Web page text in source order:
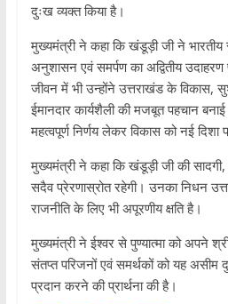
दुःख व्यक्त किया है।
मुख्यमंत्री ने कहा कि खंडूड़ी जी ने भारतीय
अनुशासन एवं समर्पण का अद्वितीय
जीवन में भी उन्होंने उत्तराखंड के विकास,
ईमानदार कार्यशैली की मजबूत पहचान
महत्वपूर्ण निर्णय लेकर विकास को नई दिशा
मुख्यमंत्री ने कहा कि खंडूड़ी जी की सादगी,
सदैव प्रेरणास्रोत रहेगी। उनका निधन
राजनीति के लिए भी अपूरणीय क्षति है।
मुख्यमंत्री ने ईश्वर से पुण्यात्मा को अपने
संतप्त परिजनों एवं समर्थकों को यह
प्रदान करने की प्रार्थना की है।